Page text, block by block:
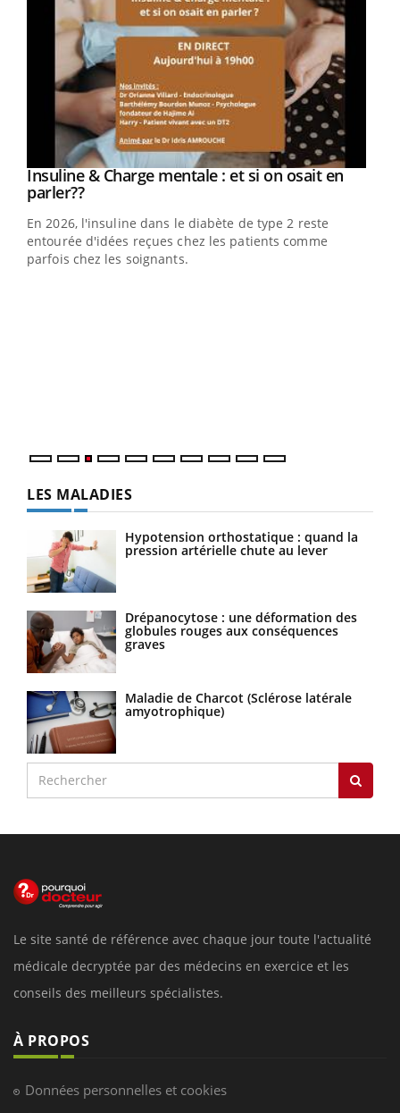
Youtube
Insuline & Charge mentale : et si on osait en
parler??Youtube
En 2026, l'insuline dans le diabète de type 2 reste
entourée d'idées reçues chez les patients comme
parfois chez les soignants.
LES MALADIES
Hypotension orthostatique : quand la
pression artérielle chute au lever
Drépanocytose : une déformation des
globules rouges aux conséquences
graves
Maladie de Charcot (Sclérose latérale
amyotrophique)
Le site santé de référence avec chaque jour toute l'actualité
médicale decryptée par des médecins en exercice et les
conseils des meilleurs spécialistes.
À PROPOS
Données personnelles et cookies